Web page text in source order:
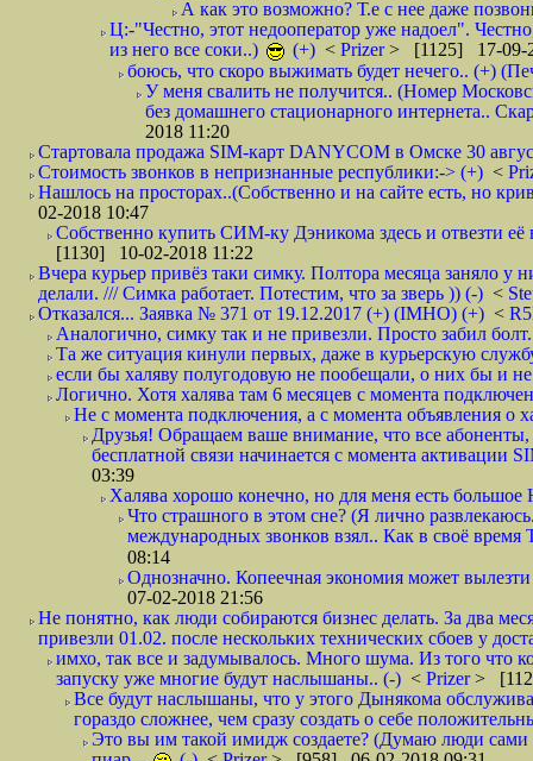
А как это возможно? Т.е с нее даже
Ц:-"Честно, этот недооператор уже надоел".
из него все соки..)
(+) < Prizer> [1125] 17-09-
боюсь, что скоро выжимать будет нечего.. (+)
У меня свалить не получится.. (Номер
без домашнего стационарного интернета..
2018 11:20
Стартовала продажа SIM-карт DANYCOM в Омске 30
Стоимость звонков в непризнанные республики:-> (+) <
Нашлось на просторах..(Собственно и на сайте есть, но
02-2018 10:47
Собственно купить СИМ-ку Дэникома здесь и отвезти
[1130] 10-02-2018 11:22
Вчера курьер привёз таки симку. Полтора месяца заняло
делали. /// Симка работает. Потестим, что за зверь )) (-) <
Отказался... Заявка № 371 от 19.12.2017 (+) (IMHO) (+) <
Аналогично, симку так и не привезли. Просто забил
Та же ситуация кинули первых, даже в курьерскую
если бы халяву полугодовую не пообещали, о них бы и
Логично. Хотя халява там 6 месяцев с момента
Не с момента подключения, а с момента объявления о
Друзья! Обращаем ваше внимание, что все
бесплатной связи начинается с момента
03:39
Халява хорошо конечно, но для меня есть
Что страшного в этом сне? (Я лично
международных звонков взял.. Как в своё
08:14
Однозначно. Копеечная экономия может
07-02-2018 21:56
Не понятно, как люди собираются бизнес делать. За два
привезли 01.02. после нескольких технических сбоев у
имхо, так все и задумывалось. Много шума. Из того что
запуску уже многие будут наслышаны.. (-) < Prizer>
Все будут наслышаны, что у этого Дынякома
гораздо сложнее, чем сразу создать о себе
Это вы им такой имидж создаете? (Думаю люди сами